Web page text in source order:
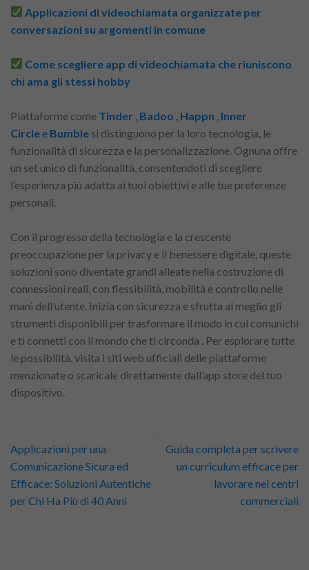
Applicazioni di videochiamata organizzate per
conversazioni su argomenti in comune
Come scegliere app di videochiamata che riuniscono
chi ama gli stessi hobby
Piattaforme come Tinder Badoo Happn Inner
Circlee Bumble si distinguono per la loro tecnologia, le
funzionalità di sicurezza e la personalizzazione. Ognuna offre
un set unico di funzionalità, consentendoti di scegliere
l’esperienza più adatta ai tuoi obiettivi e alle tue preferenze
personali.
Con il progresso della tecnologia e la crescente
preoccupazione per la privacy e il benessere digitale, queste
soluzioni sono diventate grandi alleate nella costruzione di
connessioni reali, con flessibilità, mobilità e controllo nelle
mani dell’utente. Inizia con sicurezza e sfrutta al meglio gli
strumenti disponibili per trasformare il modo in cui comunichi
e ti connetti con il mondo che ti circonda . Per esplorare tutte
le possibilità, visita i siti web ufficiali delle piattaforme
menzionate o scaricale direttamente dall’app store del tuo
dispositivo.
Applicazioni per una
Comunicazione Sicura ed
Efficace: Soluzioni Autentiche
per Chi Ha Più di 40 Anni
Guida completa per scrivere
un curriculum efficace per
lavorare nei centri
commerciali